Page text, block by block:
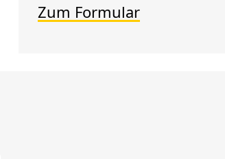
Zum Formular